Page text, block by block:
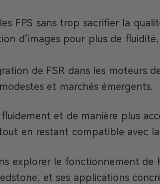
FPS sans trop sacrifier la
d’images pour plus de
de FSR dans les moteurs
et marchés émergents.
et de manière plus
en restant compatible avec
explorer le fonctionnement de
et ses applications